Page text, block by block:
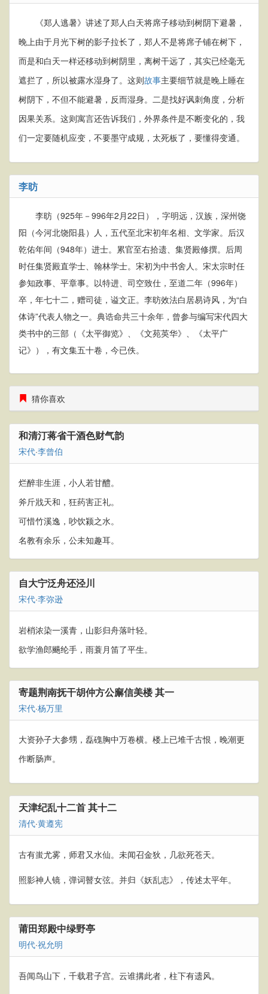
《郑人逃暑》讲述了郑人白天将席子移动到树阴下避暑，
晚上由于月光下树的影子拉长了，郑人不是将席子铺在树下，
而是和白天一样还移动到树阴里，离树干远了，其实已经毫无
遮拦了，所以被露水湿身了。这则故事主要细节就是晚上睡在
树阴下，不但不能避暑，反而湿身。二是找好讽刺角度，分析
因果关系。这则寓言还告诉我们，外界条件是不断变化的，我
们一定要随机应变，不要墨守成规，太死板了，要懂得变通。
李昉
李昉（925年－996年2月22日），字明远，汉族，深州饶
阳（今河北饶阳县）人，五代至北宋初年名相、文学家。后汉
乾佑年间（948年）进士。累官至右拾遗、集贤殿修撰。后周
时任集贤殿直学士、翰林学士。宋初为中书舍人。宋太宗时任
参知政事、平章事。以特进、司空致仕，至道二年（996年）
卒，年七十二，赠司徒，谥文正。李昉效法白居易诗风，为“白
体诗”代表人物之一。典诰命共三十余年，曾参与编写宋代四大
类书中的三部（《太平御览》、《文苑英华》、《太平广
记》），有文集五十卷，今已佚。
猜你喜欢
和清汀蒋省干酒色财气韵
宋代·李曾伯
烂醉非生涯，小人若甘醴。
斧斤戕天和，狂药害正礼。
可惜竹溪逸，吵饮颍之水。
名教有余乐，公未知趣耳。
自大宁泛舟还泾川
宋代·李弥逊
岩梢浓染一溪青，山影归舟落叶轻。
欲学渔郎颺纶手，雨蓑月笛了平生。
寄题荆南抚干胡仲方公廨信美楼 其一
宋代·杨万里
大资孙子大参甥，磊磈胸中万卷横。楼上已堆千古恨，晚潮更
作断肠声。
天津纪乱十二首 其十二
清代·黄遵宪
古有蚩尤雾，师君又水仙。未闻召金狄，几欲死苍天。
照影神人镜，弹词瞽女弦。并归《妖乱志》，传述太平年。
莆田郑殿中绿野亭
明代·祝允明
吾闻鸟山下，千载君子宫。云谁搆此者，柱下有遗风。